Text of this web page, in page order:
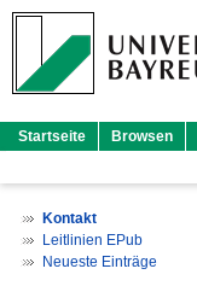
Startseite Browsen
Kontakt
Leitlinien EPub
Neueste Einträge